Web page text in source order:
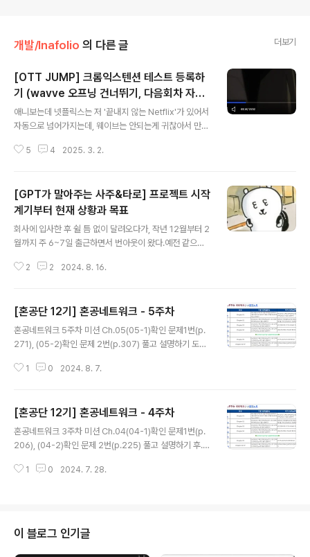
개발/Inafolio 의 다른 글 더보기
[OTT JUMP] 크롬익스텐션 테스트 등록하
기 (wavve 오프닝 건너뛰기, 다음회차 자동
재생)
애니보는데 넷플릭스는 저 '끝내지 않는 Netflix'가 있어서
자동으로 넘어가지는데, 웨이브는 안되는게 귀찮아서 만들
다면 티빙버전도 만들어야겠다. { // 사용자가 특정 웹페이
com/*"], // 확장 프로그램을 실행할 웹사이트 "js": ["co
ntent.js"] // 실행할 js파일 } ], // 확장 프로그램의 설명란
에 표시되는 설명 "description": "Wavve에서 오프닝
건너뛰기랑 다음회차를 자동으로 재생해주는 크롬 확장 프
5 4 2025. 3. 2.
[GPT가 말아주는 사주&타로] 프로젝트 시작
계기부터 현재 상황과 목표
회사에 입사한 후 쉴 틈 없이 달려오다가, 작년 12월부터 2
월까지 주 6~7일 출근하면서 번아웃이 왔다.예전 같으
게 안 되면서 심적으로 더 힘들어졌고, 번아웃은 나아지
엔 누워 있다가 잠들고, 다시 일어나 출근하는 생활의 반복
이었다.그 시기엔 블로그도 거의 방치 상태였고, 임시저장
글들로 겨우 유지하고 있었다.말로만 프로젝트 하자 하자
스프레스와 바닐라로 운세 사이트를 만들었고, 이를 마이
2 2 2024. 8. 16.
[혼공단 12기] 혼공네트워크 - 5주차
혼공네트워크 5주차 미션 Ch.05(05-1)확인 문제1번(p.
271), (05-2)확인 문제 2번(p.307) 풀고 설명하기 도메
서버로, 구글이 관리한다.- 도메인 네임은 호스트를 특정할
토콜이다.- www.example.com에서 루트도메인은 은
www에 해당한다 HTTP 상태코드- 200번대: 요청이
성공했음- 300번대: 리다이렉션 관련- 400번대: 클라이
1 0 2024. 8. 7.
[혼공단 12기] 혼공네트워크 - 4주차
혼공네트워크 3주차 미션 Ch.04(04-1)확인 문제1번(p.
206), (04-2)확인 문제 2번(p.225) 풀고 설명하기 후..
인지 8ㅅ8IP완 연관된 통신 특성비신뢰성, 비연결형 TCP
1 0 2024. 7. 28.
이 블로그 인기글